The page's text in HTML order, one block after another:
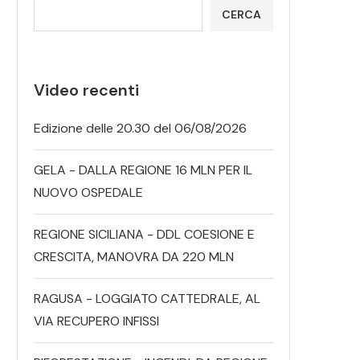
CERCA
Video recenti
Edizione delle 20.30 del 06/08/2026
GELA - DALLA REGIONE 16 MLN PER IL
NUOVO OSPEDALE
REGIONE SICILIANA - DDL COESIONE E
CRESCITA, MANOVRA DA 220 MLN
RAGUSA - LOGGIATO CATTEDRALE, AL
VIA RECUPERO INFISSI